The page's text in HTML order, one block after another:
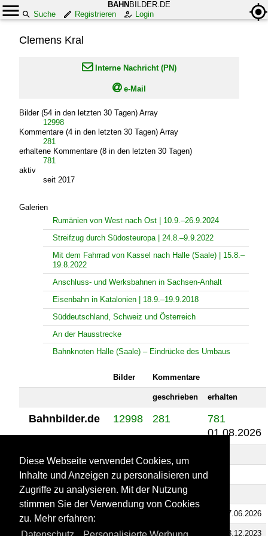
BAHN BILDER.DE
Suche
Registrieren Login
Clemens Kral
 Interne Nachricht (PN)
e-Mail
Bilder (54 in den letzten 30 Tagen) Array
12998
Kommentare (4 in den letzten 30 Tagen) Array
281
erhaltene Kommentare (8 in den letzten 30 Tagen)
781
aktiv
seit 2017
Galerien
Rumänien von West nach Ost | 10.9.–26.9.2024
Streifzug durch Südosteuropa | 24.8.–9.9.2022
Mit dem Fahrrad von Kassel nach Halle (Saale) | 15.8.–
19.8.2022
Anschluss- und Werksbahnen in Sachsen-Anhalt
Eisenbahn in Katalonien | 18.9.–19.9.2018
Süddeutschland, Schweiz und Österreich
An der Hausstrecke
Bahnknoten Halle (Saale) – Eindrücke des Umbaus
Bilder Kommentare
geschrieben erhalten
Bahnbilder.de 12998 281
781
01.08.2026
Flugzeug-bild.de 32 0
Landschaftsfotos.eu 580 0
Schiffbilder.de 27.06.2026
Staedte-fotos.de 962 0 23.12.2023
Diese Webseite verwendet Cookies, um
Inhalte und Anzeigen zu personalisieren und
Zugriffe zu analysieren. Mit der Nutzung
stimmen Sie der Verwendung von Cookies
zu. Mehr erfahren: